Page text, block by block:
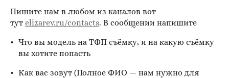
Пишите нам в любом из каналов вот
тут elizarev.ru/contacts. В сообщении напишите
Что вы модель на ТФП съёмку, и на какую съёмку
вы хотите попасть
Как вас зовут (Полное ФИО — нам нужно для